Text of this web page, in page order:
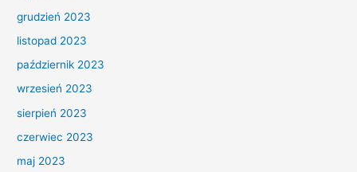
grudzień 2023
listopad 2023
październik 2023
wrzesień 2023
sierpień 2023
czerwiec 2023
maj 2023